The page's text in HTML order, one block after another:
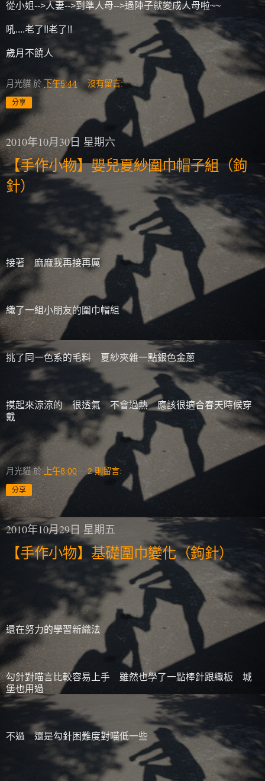
從小姐-->人妻-->到準人母-->過陣子就變成人母啦~~
吼....老了!!老了!!
歲月不饒人
月光貓 於 下午5:44 沒有留言:
分享
2010年10月30日 星期六
【手作小物】嬰兒夏紗圍巾帽子組（鉤
針）
接著 麻麻我再接再厲
織了一組小朋友的圍巾帽組
挑了同一色系的毛料 夏紗夾雜一點銀色金蔥
摸起來涼涼的 很透氣 不會過熱 應該很適合春天時候穿
戴
月光貓 於 上午8:00 2 則留言:
分享
2010年10月29日 星期五
【手作小物】基礎圍巾變化（鉤針）
還在努力的學習新織法
勾針對喵言比較容易上手 雖然也學了一點棒針跟織板 城
堡也用過
不過 還是勾針困難度對喵低一些